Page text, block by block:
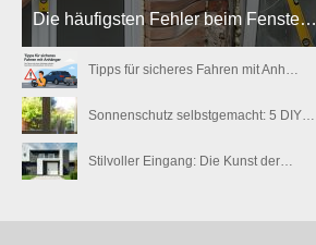
Die häufigsten Fehler beim Fenste…
Tipps für sicheres Fahren mit Anh…
Sonnenschutz selbstgemacht: 5 DIY…
Stilvoller Eingang: Die Kunst der…